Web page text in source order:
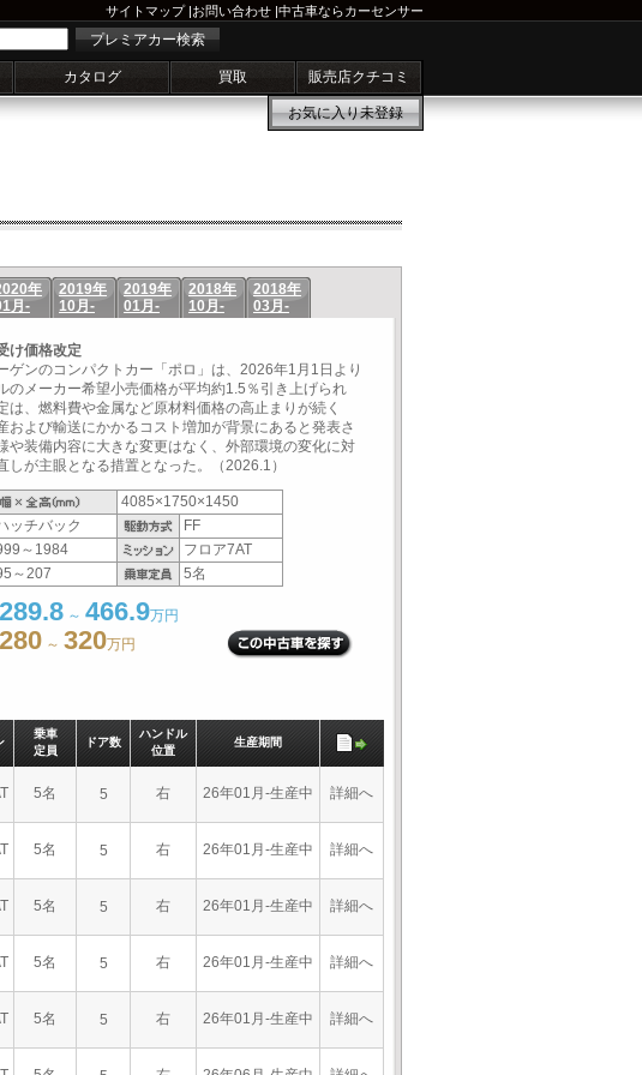
サイトマップ|お問い合わせ |中古車ならカーセンサー
プレミアカー検索
カタログ 買取 販売店クチコミ
お気に入り未登録
年
月-
2019年
10月-
2019年
01月-
2018年
10月-
2018年
03月-
け価格改定
ゲンのコンパクトカー「ポロ」は、2026年1月1日より
のメーカー希望小売価格が平均約1.5％引き上げられ
は、燃料費や金属など原材料価格の高止まりが続く
および輸送にかかるコスト増加が背景にあると発表さ
や装備内容に大きな変更はなく、外部環境の変化に対
しが主眼となる措置となった。（2026.1）
4085×1750×1450
ッチバック
FF
～1984
フロア7AT
～207
5名
289.8 ～ 466.9万円
280 ～ 320万円
乗車
定員
ドア数
ハンドル
位置
生産期間
5名 5 右 26年01月-生産中 詳細へ
5名 5 右 26年01月-生産中 詳細へ
5名 5 右 26年01月-生産中 詳細へ
5名 5 右 26年01月-生産中 詳細へ
5名 5 右 26年01月-生産中 詳細へ